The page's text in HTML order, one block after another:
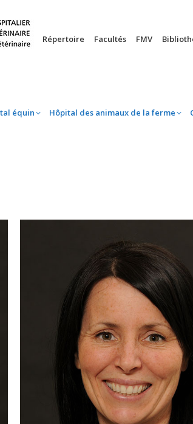
Répertoire Facultés FMV
équin Hôpital des animaux de la ferme
Hôpital équin